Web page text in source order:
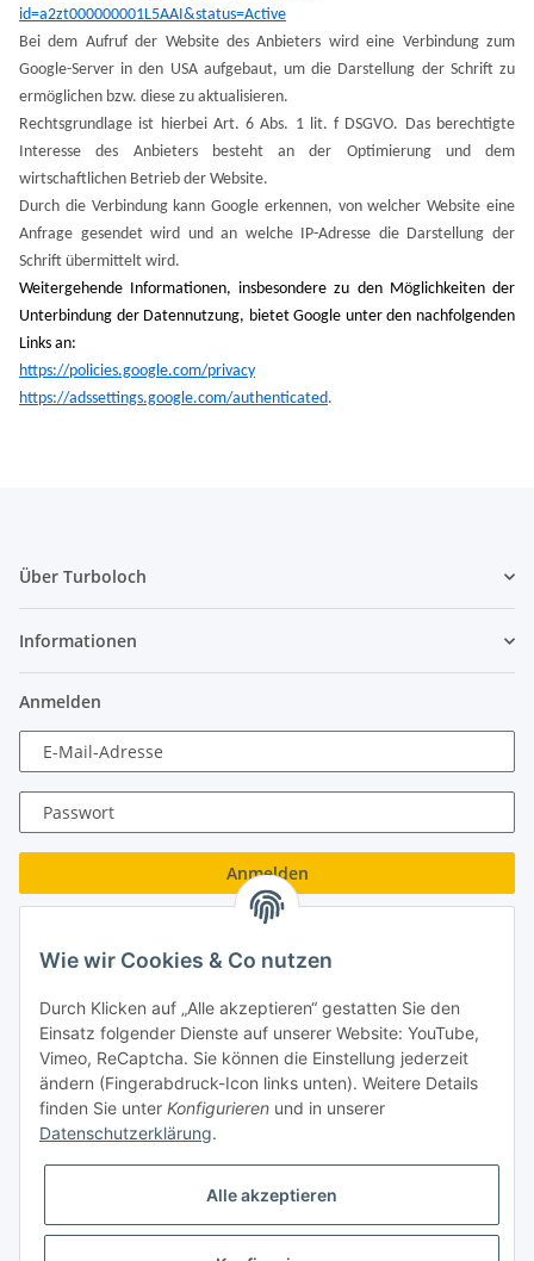
id=a2zt000000001L5AAI&status=Active
Bei dem Aufruf der Website des Anbieters wird eine Verbindung zum
Google-Server in den USA aufgebaut, um die Darstellung der Schrift zu
ermöglichen bzw. diese zu aktualisieren.
Rechtsgrundlage ist hierbei Art. 6 Abs. 1 lit. f DSGVO. Das berechtigte
Interesse des Anbieters besteht an der Optimierung und dem
wirtschaftlichen Betrieb der Website.
Durch die Verbindung kann Google erkennen, von welcher Website eine
Anfrage gesendet wird und an welche IP-Adresse die Darstellung der
Schrift übermittelt wird.
Weitergehende Informationen, insbesondere zu den Möglichkeiten der
Unterbindung der Datennutzung, bietet Google unter den nachfolgenden
Links an:
https://policies.google.com/privacy
https://adssettings.google.com/authenticated.
Über Turboloch
Informationen
Anmelden
E-Mail-Adresse
Passwort
Anmelden
Neu hier?Jetzt registrieren!
Turboloch GmbH
Almenweg 27
67256 Weisenheim am Sand
E-Mail: info@turboloch.de
Wie wir Cookies & Co nutzen
Durch Klicken auf „Alle akzeptieren“ gestatten Sie den
Einsatz folgender Dienste auf unserer Website: YouTube,
Vimeo, ReCaptcha. Sie können die Einstellung jederzeit
ändern (Fingerabdruck-Icon links unten). Weitere Details
finden Sie unter Konfigurieren und in unserer
Datenschutzerklärung.
Alle akzeptieren